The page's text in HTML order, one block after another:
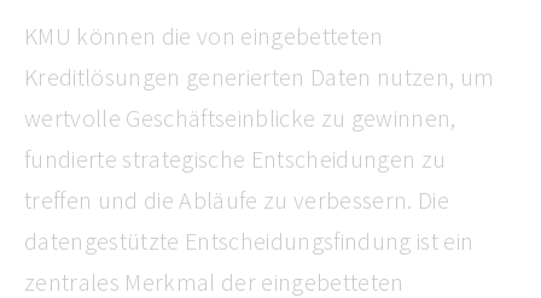
KMU können die von eingebetteten
Kreditlösungen generierten Daten nutzen, um
wertvolle Geschäftseinblicke zu gewinnen,
fundierte strategische Entscheidungen zu
treffen und die Abläufe zu verbessern. Die
datengestützte Entscheidungsfindung ist ein
zentrales Merkmal der eingebetteten